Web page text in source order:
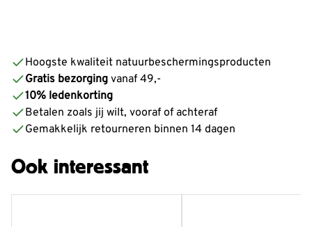
Hoogste kwaliteit natuurbeschermingsproducten
Gratis bezorging vanaf 49,-
10% ledenkorting
Betalen zoals jij wilt, vooraf of achteraf
Gemakkelijk retourneren binnen 14 dagen
Ook interessant